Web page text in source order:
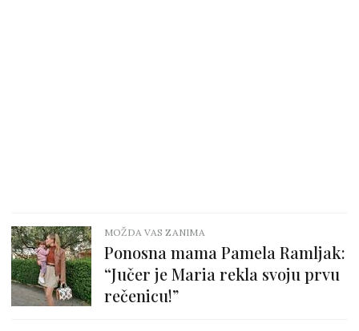
MOŽDA VAS ZANIMA
Ponosna mama Pamela Ramljak:
“Jučer je Maria rekla svoju prvu
rečenicu!”